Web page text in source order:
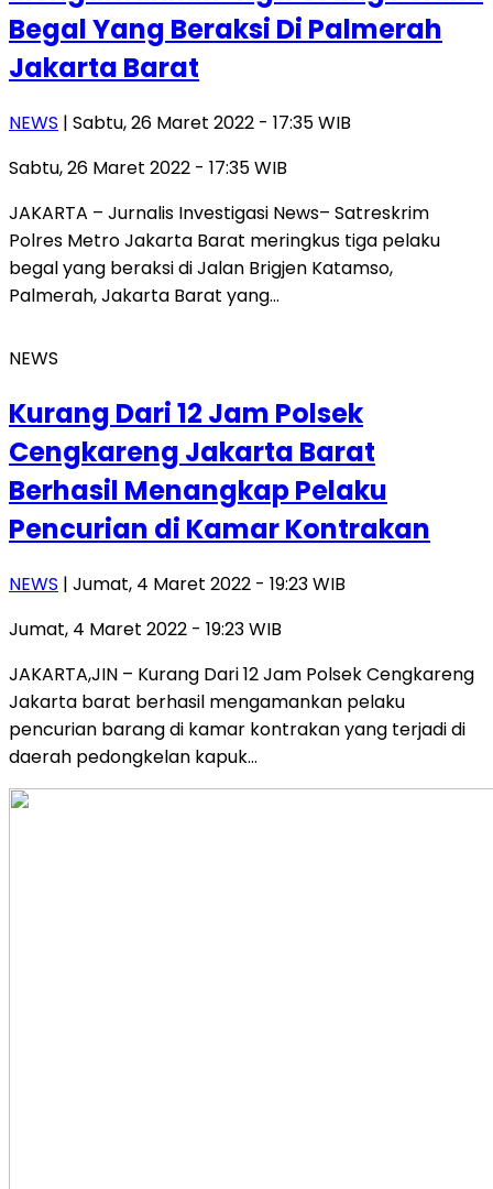
Begal Yang Beraksi Di Palmerah
Jakarta Barat
NEWS | Sabtu, 26 Maret 2022 - 17:35 WIB
Sabtu, 26 Maret 2022 - 17:35 WIB
JAKARTA – Jurnalis Investigasi News– Satreskrim
Polres Metro Jakarta Barat meringkus tiga pelaku
begal yang beraksi di Jalan Brigjen Katamso,
Palmerah, Jakarta Barat yang…
NEWS
Kurang Dari 12 Jam Polsek
Cengkareng Jakarta Barat
Berhasil Menangkap Pelaku
Pencurian di Kamar Kontrakan
NEWS | Jumat, 4 Maret 2022 - 19:23 WIB
Jumat, 4 Maret 2022 - 19:23 WIB
JAKARTA,JIN – Kurang Dari 12 Jam Polsek Cengkareng
Jakarta barat berhasil mengamankan pelaku
pencurian barang di kamar kontrakan yang terjadi di
daerah pedongkelan kapuk…